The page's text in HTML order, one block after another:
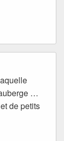
…
de petits